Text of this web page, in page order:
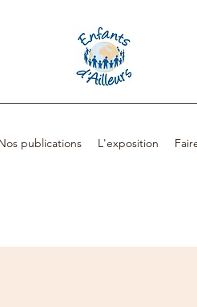
publications L'exposition